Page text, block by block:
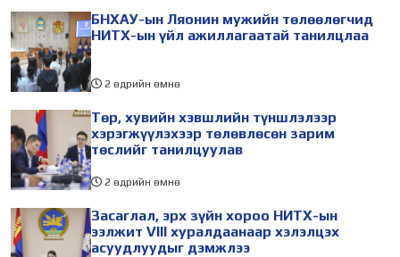
БНХАУ-ын Ляонин мужийн төлөөлөгчид
НИТХ-ын үйл ажиллагаатай танилцлаа
2 өдрийн өмнө
Төр, хувийн хэвшлийн түншлэлээр
хэрэгжүүлэхээр төлөвлөсөн зарим
төслийг танилцуулав
2 өдрийн өмнө
Засаглал, эрх зүйн хороо НИТХ-ын
ээлжит VIII хуралдаанаар хэлэлцэх
асуудлуудыг дэмжлээ